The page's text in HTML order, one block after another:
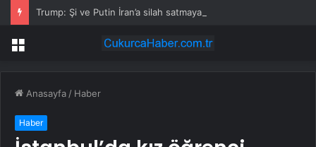
Trump: Şi ve Putin İran’a silah satmayacaklarını söyledi
Menü
Anasayfa / Haber
Haber